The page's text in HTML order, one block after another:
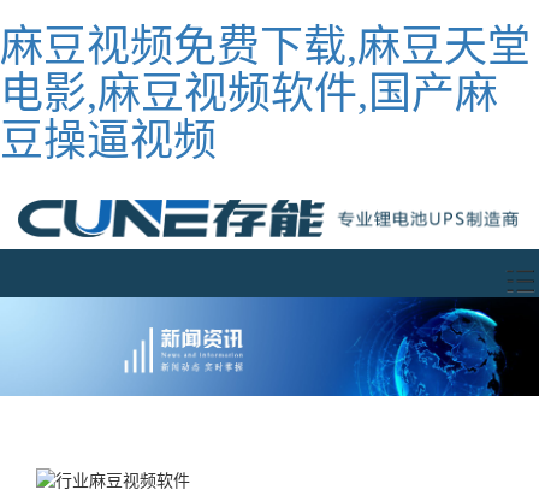
麻豆视频免费下载,麻豆天堂
电影,麻豆视频软件,国产麻
豆操逼视频